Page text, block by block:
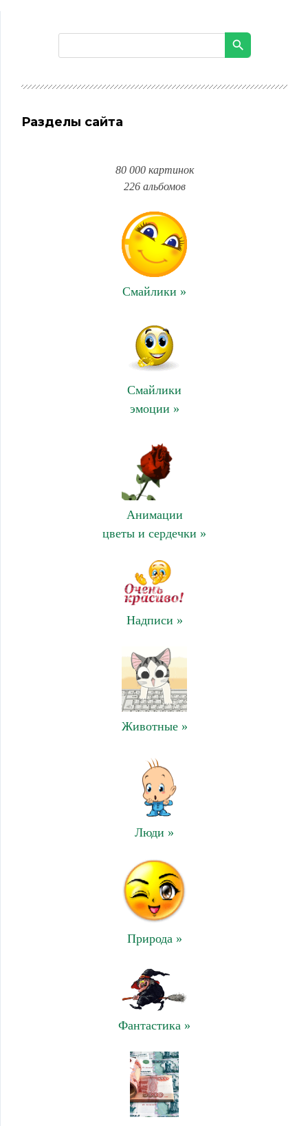
Разделы сайта
80 000 картинок
226 альбомов
Смайлики »
Смайлики
эмоции »
Анимации
цветы и сердечки »
Надписи »
Животные »
Люди »
Природа »
Фантастика »